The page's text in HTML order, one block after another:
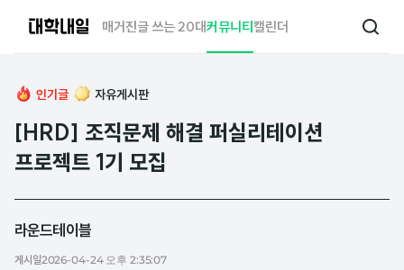
매거진글 쓰는 20대커뮤니티캘린더
검
인기글 자유게시판
[HRD] 조직문제 해결 퍼실리테이션
프로젝트 1기 모집
라운드테이블
게시일2026-04-24 오후 2:35:07